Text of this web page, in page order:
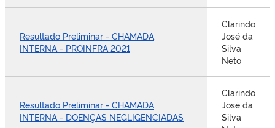
Resultado Preliminar - CHAMADA
INTERNA - PROINFRA 2021
Clarindo
José da
Silva
Neto
Resultado Preliminar - CHAMADA
INTERNA - DOENÇAS NEGLIGENCIADAS
Clarindo
José da
Silva